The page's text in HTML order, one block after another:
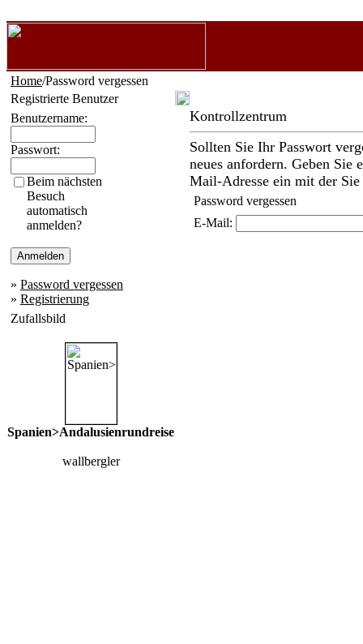
Home/Password vergessen
Registrierte Benutzer
Benutzername:
Passwort:
Beim nächsten
Besuch
automatisch
anmelden?
» Password vergessen
» Registrierung
Zufallsbild
Spanien>Andalusienrundreise
wallbergler
Kontrollzentrum
Sollten Sie Ihr Passwort
neues anfordern. Geben Sie
Mail-Adresse ein mit der
Password vergessen
E-Mail: